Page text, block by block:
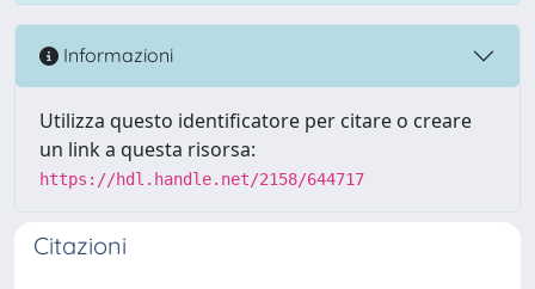
Informazioni
Utilizza questo identificatore per citare o creare
un link a questa risorsa:
https://hdl.handle.net/2158/644717
Citazioni